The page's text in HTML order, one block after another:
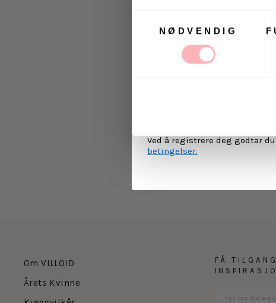
NØDVENDIG
Om VILLOID
Årets Kvinne
FÅ
Ja, jeg samtykker til at
Ved å registrere deg godtar
betingelser.